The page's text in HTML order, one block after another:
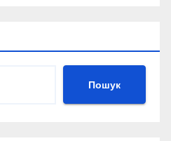
Пошук